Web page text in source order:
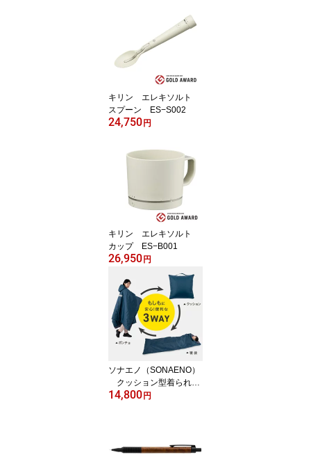
キリン エレキソルト
スプーン ES−S002
24,750 円
キリン エレキソルト
カップ ES−B001
26,950 円
ソナエノ（SONAENO）
クッション型着られる
寝袋 ネイビー
14,800 円